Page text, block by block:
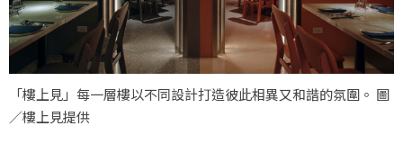
「樓上見」每一層樓以不同設計打造彼此相異又和諧的氛圍。 圖
／樓上見提供